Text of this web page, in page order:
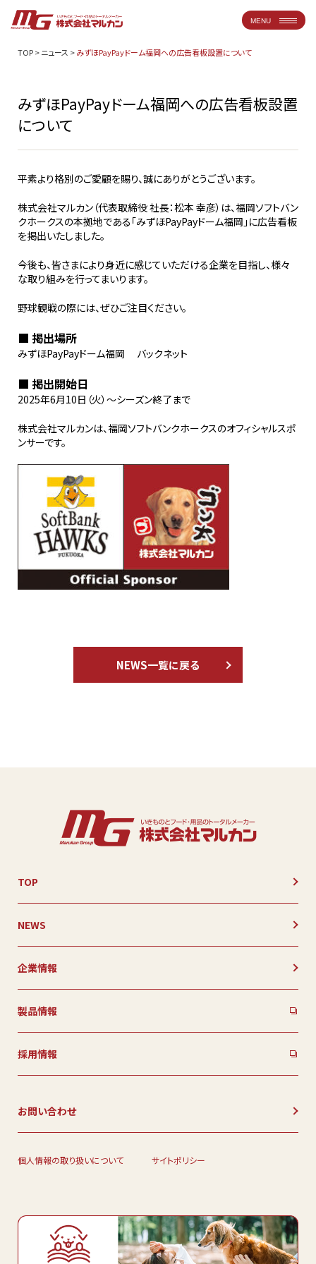
MENU
TOP>ニュース >みずほPayPayドーム福岡への広告看板設置について
みずほPayPayドーム福岡への広告看板設置
について
平素より格別のご愛顧を賜り、誠にありがとうございます。
株式会社マルカン（代表取締役 社長：松本 幸彦）は、福岡ソフトバン
クホークスの本拠地である「みずほPayPayドーム福岡」に広告看板
を掲出いたしました。
今後も、皆さまにより身近に感じていただける企業を目指し、様々
な取り組みを行ってまいります。
野球観戦の際には、ぜひご注目ください。
■ 掲出場所
みずほPayPayドーム福岡 バックネット
■ 掲出開始日
2025年6月10日（火）～シーズン終了まで
株式会社マルカンは、福岡ソフトバンクホークスのオフィシャルスポ
ンサーです。
NEWS一覧に戻る
TOP
NEWS
企業情報
製品情報
採用情報
お問い合わせ
個人情報の取り扱いについて サイトポリシー